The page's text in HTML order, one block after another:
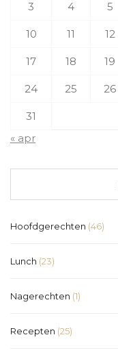
3 4 5
10 11 12
17 18 19
24 25 26
31
« apr
Hoofdgerechten (46)
Lunch (23)
Nagerechten (1)
Recepten (25)